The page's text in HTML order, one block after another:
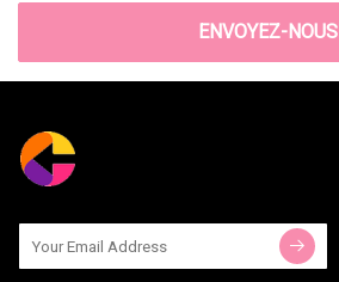
ENVOYEZ-NOUS